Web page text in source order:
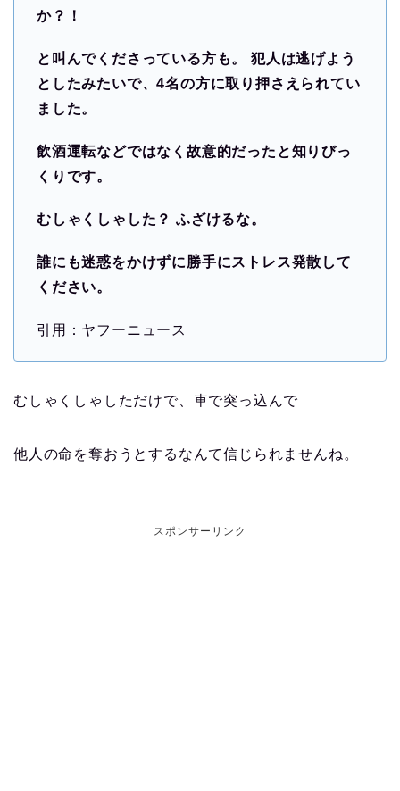
か？！
と叫んでくださっている方も。 犯人は逃げよう
としたみたいで、4名の方に取り押さえられてい
ました。
飲酒運転などではなく故意的だったと知りびっ
くりです。
むしゃくしゃした？ ふざけるな。
誰にも迷惑をかけずに勝手にストレス発散して
ください。
引用：ヤフーニュース
むしゃくしゃしただけで、車で突っ込んで
他人の命を奪おうとするなんて信じられませんね。
スポンサーリンク